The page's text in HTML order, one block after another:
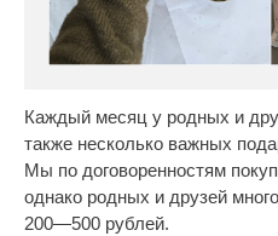
Каждый месяц у родных и
также несколько важных
Мы по договоренностям
однако родных и друзей
200—500 рублей.